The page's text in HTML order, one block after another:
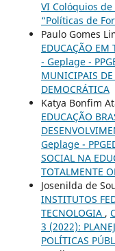
VI Colóquios
“Políticas de
Paulo Gomes
EDUCAÇÃO EM
- Geplage -
MUNICIPAIS DE
DEMOCRÁTICA
Katya Bonfim
EDUCAÇÃO
Geplage -
SOCIAL NA
TOTALMENTE
Josenilda de
INSTITUTOS
TECNOLOGIA ,
3 (2022):
POLÍTICAS